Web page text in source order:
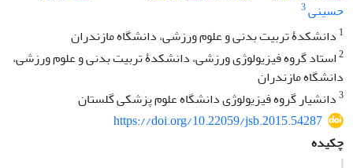
حسینی3
1 دانشکدۀ تربیت ‌بدنی و علوم ورزشی، دانشگاه مازندران
2استاد گروه فیزیولوژی ورزشی، دانشکدۀ تربیت ‌بدنی و علوم ورزشی،
دانشگاه مازندران
3دانشیار گروه فیزیولوژی دانشگاه علوم پزشکی گلستان
https://doi.org/10.22059/jsb.2015.54287
چکیده